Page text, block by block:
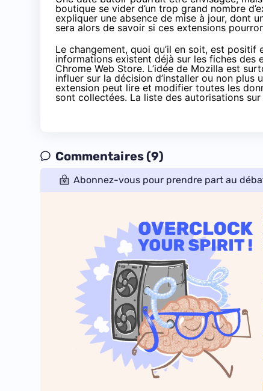
boutique se vider d’un trop grand nombre
expliquer une absence de mise à jour, dont
sera alors de savoir si ces extensions
Le changement, quoi qu’il en soit, est
informations existent déjà sur les fiches des
Chrome Web Store. L’idée de Mozilla est
influer sur la décision d’installer ou non plus
extension peut lire et modifier toutes les
sont collectées. La liste des autorisations
Commentaires (9)
Abonnez-vous pour prendre part au